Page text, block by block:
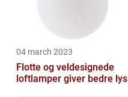
04 march 2023
Flotte og veldesignede
loftlamper giver bedre lys